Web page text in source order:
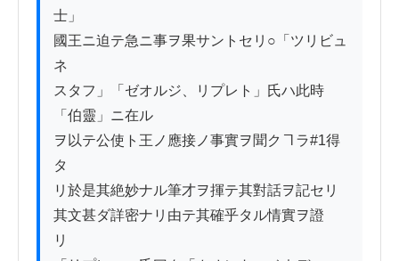
士」
國王ニ迫テ急ニ事ヲ果サントセリ○「ツリビュ
ネ
スタフ」「ゼオルジ、リプレト」氏ハ此時
「伯靈」ニ在ル
ヲ以テ公使ト王ノ應接ノ事實ヲ聞クヿラ#1得
タ
リ於是其絶妙ナル筆才ヲ揮テ其對話ヲ記セリ
其文甚ダ詳密ナリ由テ其確乎タル情實ヲ證
リ